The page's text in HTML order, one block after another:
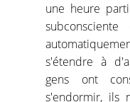
une heure
s'étendre à
gens ont
s'endormir, ils